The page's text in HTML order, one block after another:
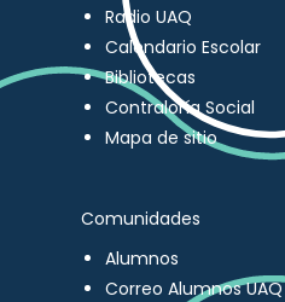
Radio UAQ
Calendario Escolar
Bibliotecas
Contraloría Social
Mapa de sitio
Comunidades
Alumnos
Correo Alumnos UAQ